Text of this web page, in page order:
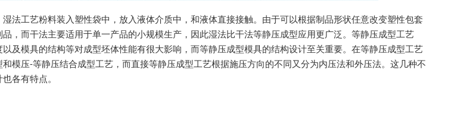
法工艺粉料装入塑性袋中，放入液体介质中，和液体直接接触。由于可以根据制品形状任意改变塑性包套
，而干法主要适用于单一产品的小规模生产，因此湿法比干法等静压成型应用更广泛。等静压成型工艺
及模具的结构等对成型坯体性能有很大影响，而等静压成型模具的结构设计至关重要。在等静压成型工艺
模压-等静压结合成型工艺，而直接等静压成型工艺根据施压方向的不同又分为内压法和外压法。这几种不
各有特点。